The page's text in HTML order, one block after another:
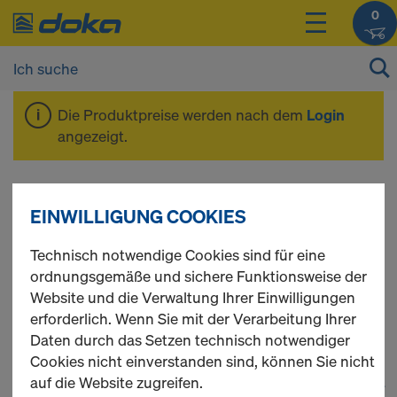
0
Die Produktpreise werden nach dem Login
angezeigt.
Bewehrungsgerüst
In dieser Kategorie finden Sie eine Vielzahl Ringlock
Paketen, die Ihren Bedürfnissen entsprechen könnten.
Um eine detaillierte Übersicht und weitere
Informationen zu erhalten, klicken Sie bitte hier.
36 Produkte gefunden
EINWILLIGUNG COOKIES
Technisch notwendige Cookies sind für eine
ordnungsgemäße und sichere Funktionsweise der
Website und die Verwaltung Ihrer Einwilligungen
erforderlich. Wenn Sie mit der Verarbeitung Ihrer
Daten durch das Setzen technisch notwendiger
Cookies nicht einverstanden sind, können Sie nicht
auf die Website zugreifen.